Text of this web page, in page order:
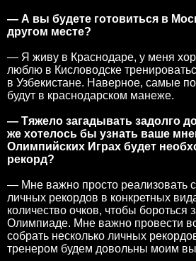
— А вы будете готовиться в
другом месте?
— Я живу в Краснодаре, у меня
люблю в Кисловодске
в Узбекистане. Наверное, самые
будут в краснодарском манеже.
— Тяжело загадывать задолго
же хотелось бы узнать ваше
Олимпийских Играх будет
рекорд?
— Мне важно просто реализовать
личных рекордов в конкретных
количество очков, чтобы бороться
Олимпиаде. Мне важно провести
собрать несколько личных
тренером будем довольны моим